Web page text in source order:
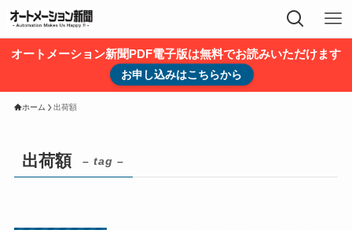
オートメーション新聞PDF電子版は無料でお読みいただけます
お申し込みはこちらから
ホーム 出荷額
出荷額 – tag –